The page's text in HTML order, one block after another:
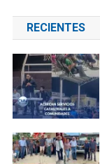
RECIENTES